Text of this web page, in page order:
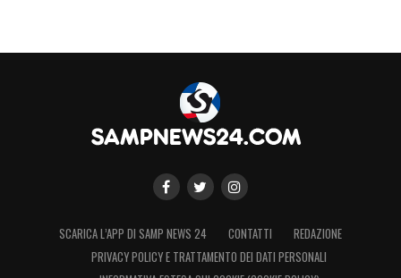
SCARICA L’APP DI SAMP NEWS 24 CONTATTI
REDAZIONE
PRIVACY POLICY E TRATTAMENTO DEI DATI PERSONALI